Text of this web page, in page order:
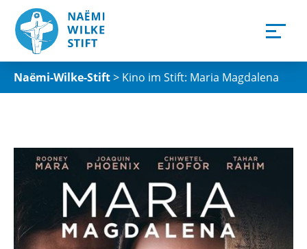
Naëmi-Wilke-Stift> Kino im Stift: Maria Magdalena